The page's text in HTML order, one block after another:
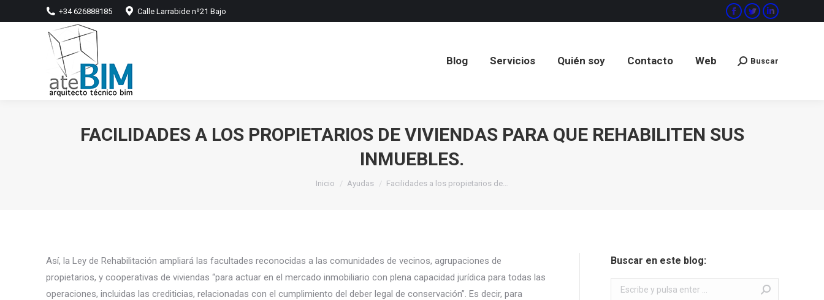
+34 626888185 Calle Larrabide nº21 Bajo
Facebook
TwitterLinkedin
Blog Servicios Quién soy Contacto Web Buscar:
Buscar
FACILIDADES A LOS PROPIETARIOS DE VIVIENDAS PARA QUE REHABILITEN SUS
INMUEBLES.
Estás aquí:
Inicio Ayudas Facilidades a los propietarios de…
Así, la Ley de Rehabilitación ampliará las facultades reconocidas a las comunidades de vecinos, agrupaciones de
propietarios, y cooperativas de viviendas “para actuar en el mercado inmobiliario con plena capacidad jurídica para todas las
operaciones, incluidas las crediticias, relacionadas con el cumplimiento del deber legal de conservación”. Es decir, para
Buscar en este blog:
Buscar:
Blog Servicios Quién soy Contacto Web Buscar:
Buscar